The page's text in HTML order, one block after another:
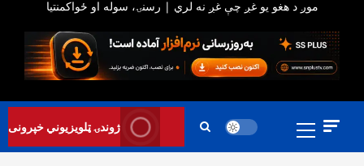
Primary
ژوندۍ ټلویزیوني خپرونی